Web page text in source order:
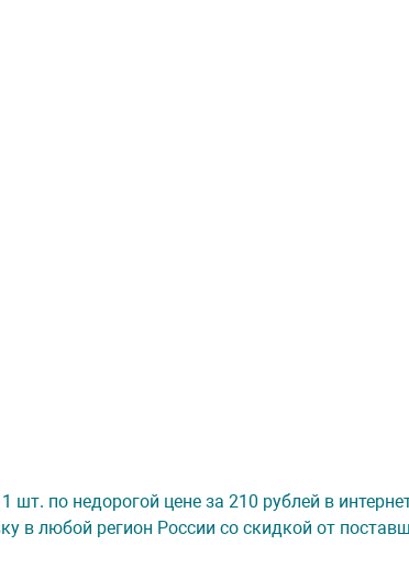
по недорогой цене за 210 рублей в
в любой регион России со скидкой от